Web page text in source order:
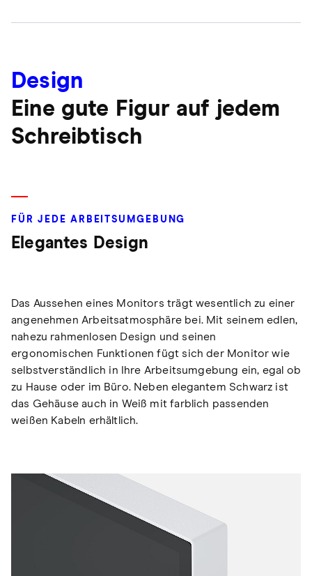
Design
Eine gute Figur auf jedem
Schreibtisch
FÜR JEDE ARBEITSUMGEBUNG
Elegantes Design
Das Aussehen eines Monitors trägt wesentlich zu einer
angenehmen Arbeitsatmosphäre bei. Mit seinem edlen,
nahezu rahmenlosen Design und seinen
ergonomischen Funktionen fügt sich der Monitor wie
selbstverständlich in Ihre Arbeitsumgebung ein, egal ob
zu Hause oder im Büro. Neben elegantem Schwarz ist
das Gehäuse auch in Weiß mit farblich passenden
weißen Kabeln erhältlich.